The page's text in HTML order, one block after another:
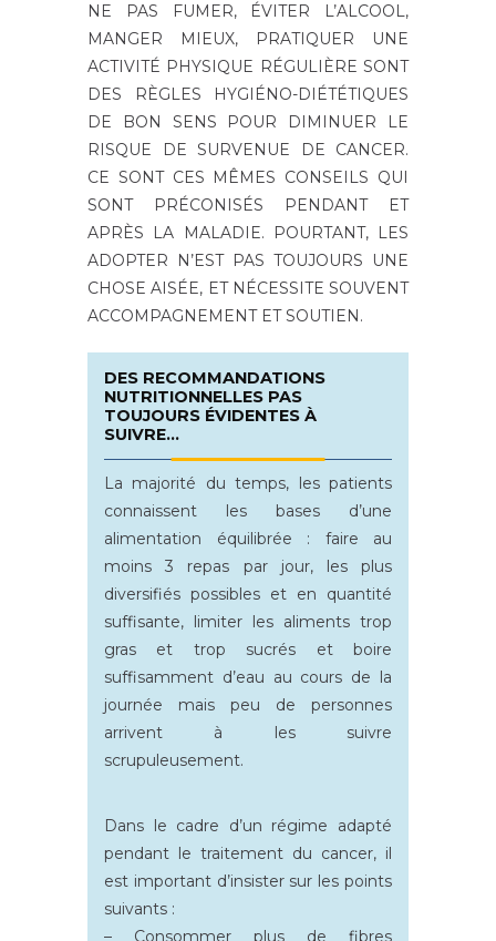
NE PAS FUMER, ÉVITER L’ALCOOL,
MANGER MIEUX, PRATIQUER UNE
ACTIVITÉ PHYSIQUE RÉGULIÈRE SONT
DES RÈGLES HYGIÉNO-DIÉTÉTIQUES
DE BON SENS POUR DIMINUER LE
RISQUE DE SURVENUE DE CANCER.
CE SONT CES MÊMES CONSEILS QUI
SONT PRÉCONISÉS PENDANT ET
APRÈS LA MALADIE. POURTANT, LES
ADOPTER N’EST PAS TOUJOURS UNE
CHOSE AISÉE, ET NÉCESSITE SOUVENT
ACCOMPAGNEMENT ET SOUTIEN.
DES RECOMMANDATIONS
NUTRITIONNELLES PAS
TOUJOURS ÉVIDENTES À
SUIVRE…
La majorité du temps, les patients
connaissent les bases d’une
alimentation équilibrée : faire au
moins 3 repas par jour, les plus
diversifiés possibles et en quantité
suffisante, limiter les aliments trop
gras et trop sucrés et boire
suffisamment d’eau au cours de la
journée mais peu de personnes
arrivent à les suivre
scrupuleusement.
Dans le cadre d’un régime adapté
pendant le traitement du cancer, il
est important d’insister sur les points
suivants :
– Consommer plus de fibres